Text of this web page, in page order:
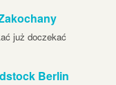
już doczekać
Berlin